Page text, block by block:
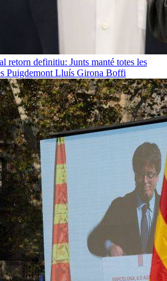
retorn definitiu: Junts manté totes les
Puigdemont Lluís Girona Boffi